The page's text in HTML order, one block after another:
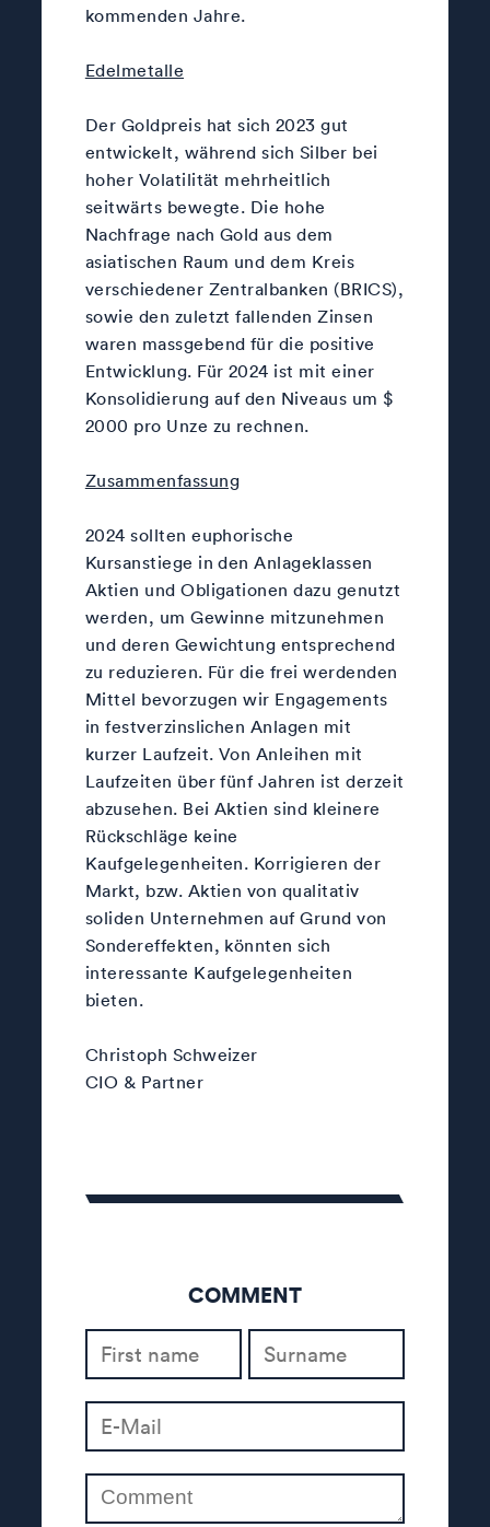
kommenden Jahre.
Edelmetalle
Der Goldpreis hat sich 2023 gut
entwickelt, während sich Silber bei
hoher Volatilität mehrheitlich
seitwärts bewegte. Die hohe
Nachfrage nach Gold aus dem
asiatischen Raum und dem Kreis
verschiedener Zentralbanken (BRICS),
sowie den zuletzt fallenden Zinsen
waren massgebend für die positive
Entwicklung. Für 2024 ist mit einer
Konsolidierung auf den Niveaus um $
2000 pro Unze zu rechnen.
Zusammenfassung
2024 sollten euphorische
Kursanstiege in den Anlageklassen
Aktien und Obligationen dazu genutzt
werden, um Gewinne mitzunehmen
und deren Gewichtung entsprechend
zu reduzieren. Für die frei werdenden
Mittel bevorzugen wir Engagements
in festverzinslichen Anlagen mit
kurzer Laufzeit. Von Anleihen mit
Laufzeiten über fünf Jahren ist derzeit
abzusehen. Bei Aktien sind kleinere
Rückschläge keine
Kaufgelegenheiten. Korrigieren der
Markt, bzw. Aktien von qualitativ
soliden Unternehmen auf Grund von
Sondereffekten, könnten sich
interessante Kaufgelegenheiten
bieten.
Christoph Schweizer
CIO & Partner
COMMENT